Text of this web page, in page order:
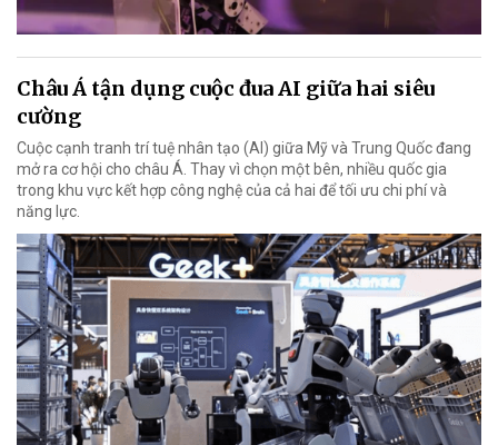
Châu Á tận dụng cuộc đua AI giữa hai siêu
cường
Cuộc cạnh tranh trí tuệ nhân tạo (AI) giữa Mỹ và Trung Quốc đang
mở ra cơ hội cho châu Á. Thay vì chọn một bên, nhiều quốc gia
trong khu vực kết hợp công nghệ của cả hai để tối ưu chi phí và
năng lực.